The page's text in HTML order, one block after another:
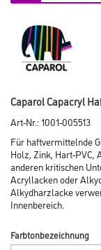
Caparol Capacryl
Art-Nr.:1001-005513
Für haftvermittelnde
Holz, Zink, Hart-PVC,
anderen kritischen
Acryl­lacken oder
Alkydharz­lacke
Innenbereich.
Farbtonbezeichnung